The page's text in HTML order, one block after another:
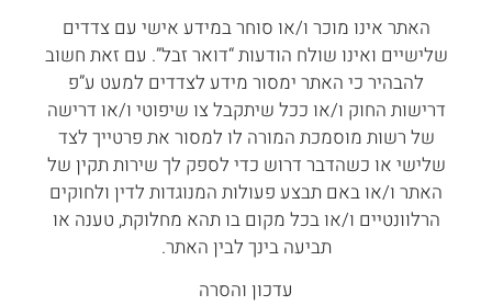
האתר אינו מוכר ו/או סוחר במידע אישי עם צדדים
שלישיים ואינו שולח הודעות “דואר זבל”. עם זאת חשוב
להבהיר כי האתר ימסור מידע לצדדים למעט ע”פ
דרישות החוק ו/או ככל שיתקבל צו שיפוטי ו/או דרישה
של רשות מוסמכת המורה לו למסור את פרטייך לצד
שלישי או כשהדבר דרוש כדי לספק לך שירות תקין של
האתר ו/או באם תבצע פעולות המנוגדות לדין ולחוקים
הרלוונטיים ו/או בכל מקום בו תהא מחלוקת, טענה או
תביעה בינך לבין האתר.
עדכון והסרה